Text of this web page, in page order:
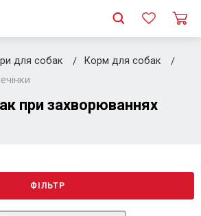
для собак
Корм для собак
при захворюваннях
ФІЛЬТР